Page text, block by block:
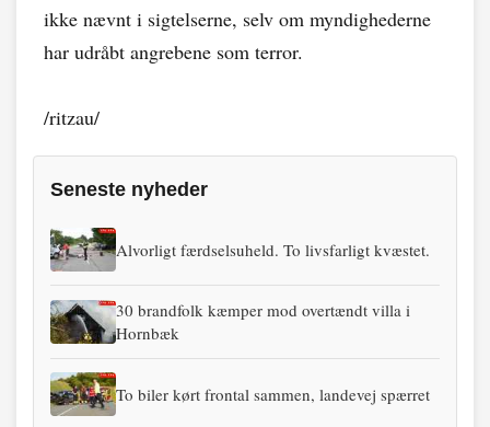
ikke nævnt i sigtelserne, selv om myndighederne
har udråbt angrebene som terror.
/ritzau/
Seneste nyheder
Alvorligt færdselsuheld. To livsfarligt kvæstet.
30 brandfolk kæmper mod overtændt villa i
Hornbæk
To biler kørt frontal sammen, landevej spærret